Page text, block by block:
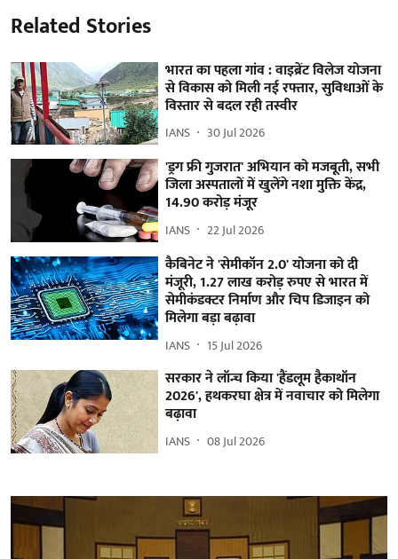
Related Stories
भारत का पहला गांव : वाइब्रेंट विलेज योजना
से विकास को मिली नई रफ्तार, सुविधाओं के
विस्तार से बदल रही तस्वीर
IANS 30 Jul 2026
'ड्रग फ्री गुजरात' अभियान को मजबूती, सभी
जिला अस्पतालों में खुलेंगे नशा मुक्ति केंद्र,
14.90 करोड़ मंजूर
IANS 22 Jul 2026
कैबिनेट ने 'सेमीकॉन 2.0' योजना को दी
मंजूरी, 1.27 लाख करोड़ रुपए से भारत में
सेमीकंडक्टर निर्माण और चिप डिजाइन को
मिलेगा बड़ा बढ़ावा
IANS 15 Jul 2026
सरकार ने लॉन्च किया 'हैंडलूम हैकाथॉन
2026', हथकरघा क्षेत्र में नवाचार को मिलेगा
बढ़ावा
IANS 08 Jul 2026